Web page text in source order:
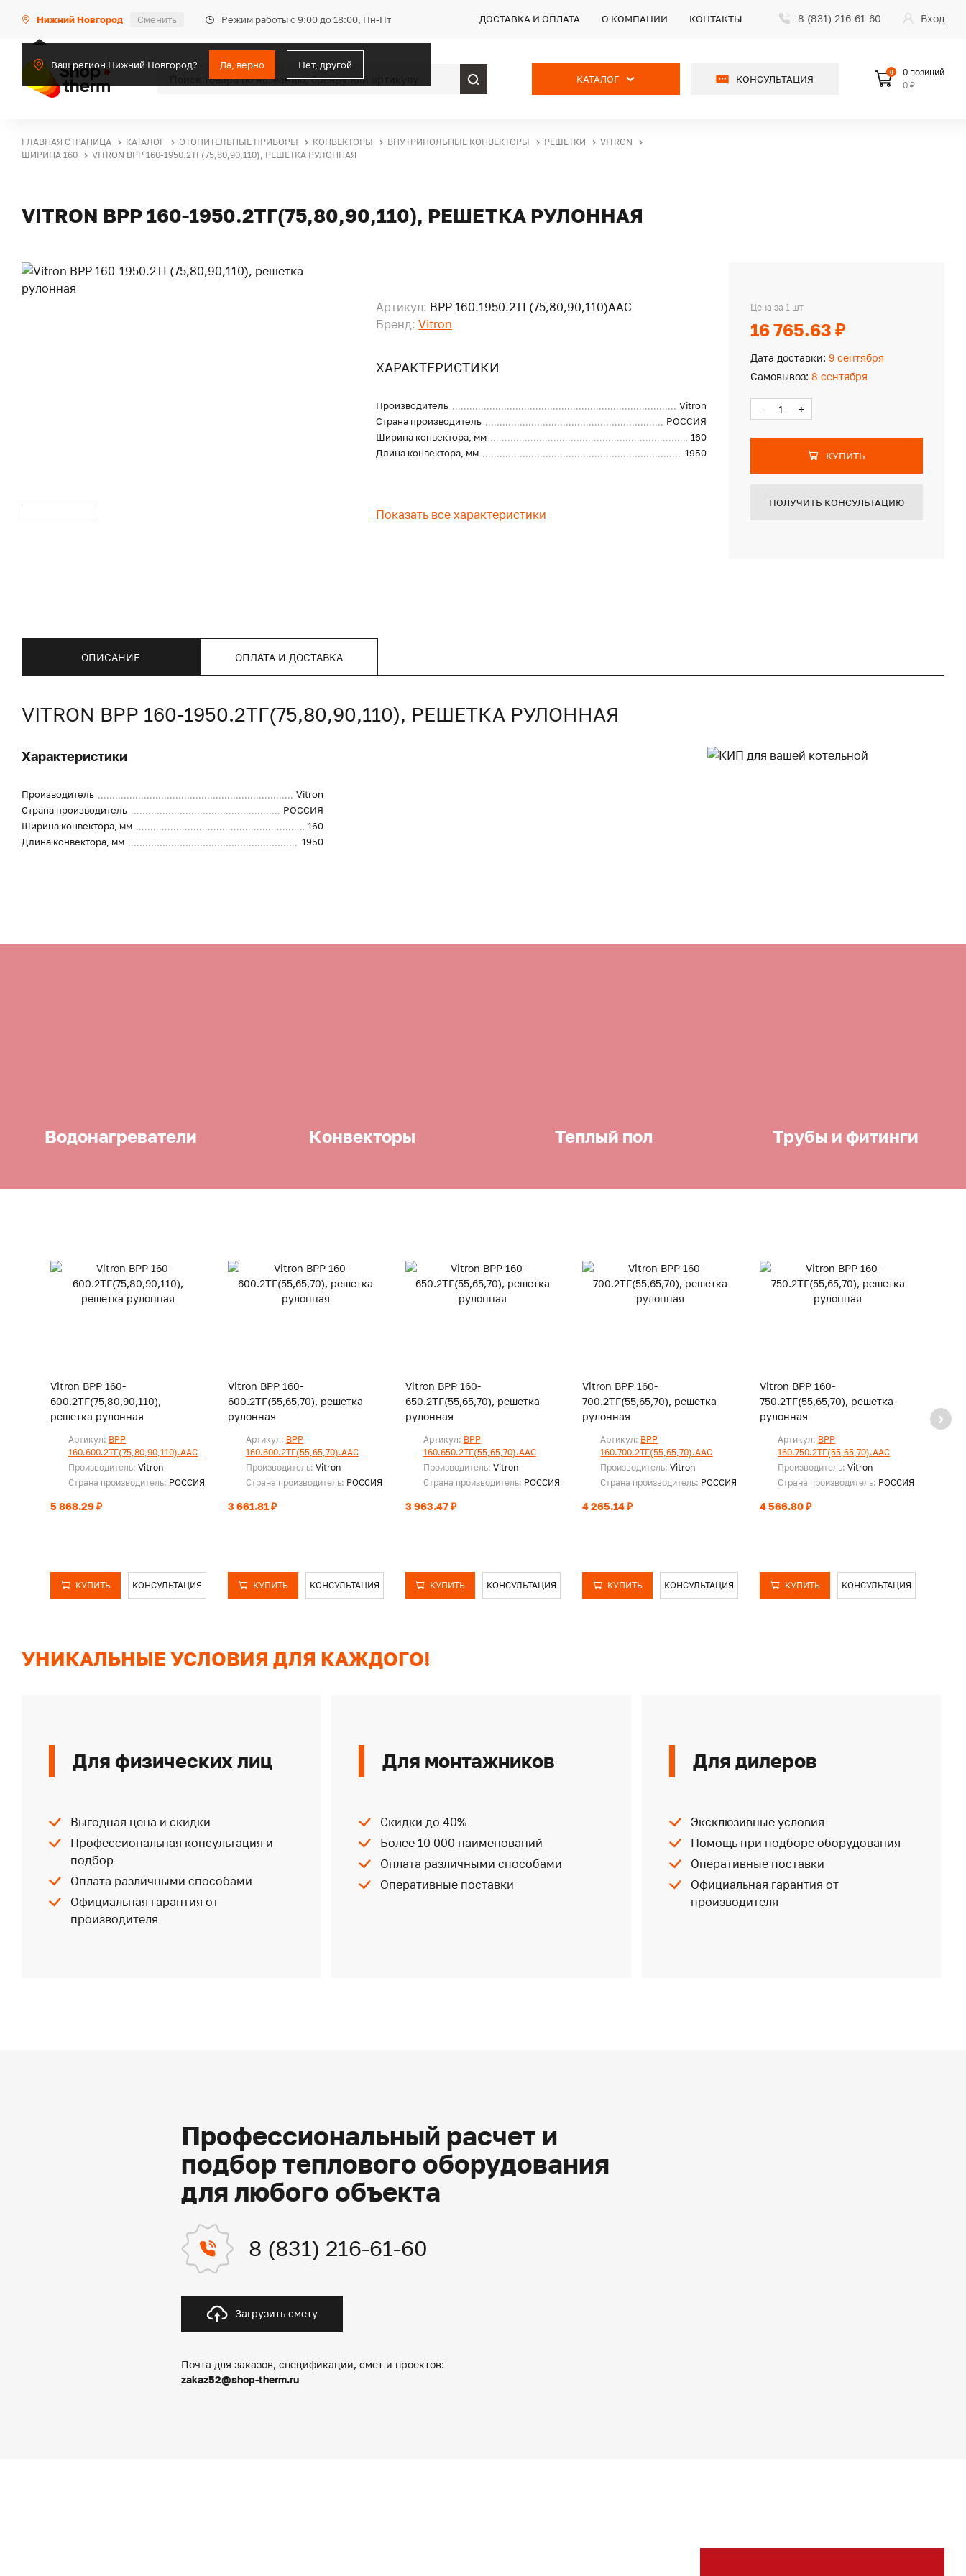
Нижний Новгород Сменить Режим работы с 9:00 до 18:00, Пн-Пт
Ваш регион Нижний Новгород? Да, верно Нет, другой
ДОСТАВКА И ОПЛАТА О КОМПАНИИ КОНТАКТЫ 8 (831) 216-61-60 Вход
КАТАЛОГ КОНСУЛЬТАЦИЯ
0
0 позиций
0 ₽
ГЛАВНАЯ СТРАНИЦА КАТАЛОГ ОТОПИТЕЛЬНЫЕ ПРИБОРЫ КОНВЕКТОРЫ ВНУТРИПОЛЬНЫЕ КОНВЕКТОРЫ РЕШЕТКИ
VITRON
ШИРИНА 160
VITRON ВРР 160-1950.2ТГ(75,80,90,110), РЕШЕТКА РУЛОННАЯ
VITRON ВРР 160-1950.2ТГ(75,80,90,110), РЕШЕТКА РУЛОННАЯ
Артикул: ВРР 160.1950.2ТГ(75,80,90,110)ААС
Бренд: Vitron
ХАРАКТЕРИСТИКИ
Производитель
Vitron
Страна производитель
РОССИЯ
Ширина конвектора, мм
160
Длина конвектора, мм
1950
Показать все характеристики
Цена за 1 шт
16 765.63 ₽
Дата доставки: 9 сентября
Самовывоз: 8 сентября
- +
КУПИТЬ
ПОЛУЧИТЬ КОНСУЛЬТАЦИЮ
ОПИСАНИЕ ОПЛАТА И ДОСТАВКА
VITRON ВРР 160-1950.2ТГ(75,80,90,110), РЕШЕТКА РУЛОННАЯ
Характеристики
Производитель
Vitron
Страна производитель
РОССИЯ
Ширина конвектора, мм
160
Длина конвектора, мм
1950
Водонагреватели Конвекторы Теплый пол Трубы и фитинги
Vitron ВРР 160-
600.2ТГ(75,80,90,110),
решетка рулонная
Артикул: ВРР
160.600.2ТГ(75,80,90,110).ААС
Производитель: Vitron
Страна производитель: РОССИЯ
5 868.29 ₽
КУПИТЬ КОНСУЛЬТАЦИЯ
Vitron ВРР 160-
600.2ТГ(55,65,70), решетка
рулонная
Артикул: ВРР
160.600.2ТГ(55,65,70).ААС
Производитель: Vitron
Страна производитель: РОССИЯ
3 661.81 ₽
КУПИТЬ КОНСУЛЬТАЦИЯ
Vitron ВРР 160-
650.2ТГ(55,65,70), решетка
рулонная
Артикул: ВРР
160.650.2ТГ(55,65,70).ААС
Производитель: Vitron
Страна производитель: РОССИЯ
3 963.47 ₽
КУПИТЬ КОНСУЛЬТАЦИЯ
Vitron ВРР 160-
700.2ТГ(55,65,70), решетка
рулонная
Артикул: ВРР
160.700.2ТГ(55,65,70).ААС
Производитель:Vitron
Страна производитель: РОССИЯ
4 265.14 ₽
КУПИТЬ КОНСУЛЬТАЦИЯ
Vitron ВРР 160-
750.2ТГ(55,65,70), решетка
рулонная
Артикул: ВРР
160.750.2ТГ(55,65,70).ААС
Производитель:Vitron
Страна производитель: РОССИЯ
4 566.80 ₽
КУПИТЬ КОНСУЛЬТАЦИЯ
УНИКАЛЬНЫЕ УСЛОВИЯ ДЛЯ КАЖДОГО!
Для физических лиц
Выгодная цена и скидки
Профессиональная консультация и
подбор
Оплата различными способами
Официальная гарантия от
производителя
Для монтажников
Скидки до 40%
Более 10 000 наименований
Оплата различными способами
Оперативные поставки
Для дилеров
Эксклюзивные условия
Помощь при подборе оборудования
Оперативные поставки
Официальная гарантия от
производителя
Профессиональный расчет и
подбор теплового оборудования
для любого объекта
8 (831) 216-61-60
Загрузить смету
Почта для заказов, спецификации, смет и проектов:
zakaz52@shop-therm.ru